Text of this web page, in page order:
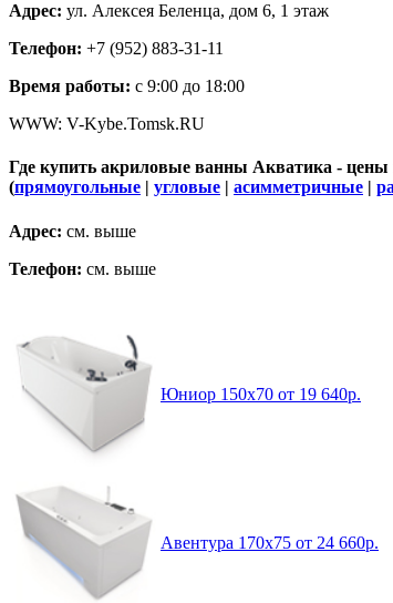
Адрес: ул. Алексея Беленца, дом 6, 1 этаж
Телефон: +7 (952) 883-31-11
Время работы: c 9:00 до 18:00
WWW: V-Kybe.Tomsk.RU
Где купить акриловые ванны Акватика -
(прямоугольные | угловые | асимметричные |
Адрес: см. выше
Телефон: см. выше
Юниор 150x70 от 19 640р.
Авентура 170x75 от 24 660р.